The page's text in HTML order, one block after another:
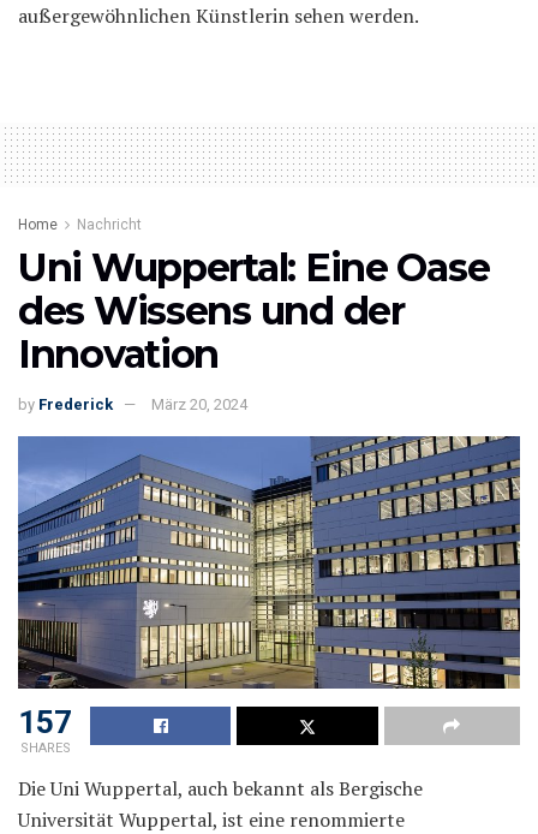
außergewöhnlichen Künstlerin sehen werden.
Home Nachricht
Uni Wuppertal: Eine Oase
des Wissens und der
Innovation
by Frederick März 20, 2024
157
SHARES
Die Uni Wuppertal, auch bekannt als Bergische
Universität Wuppertal, ist eine renommierte